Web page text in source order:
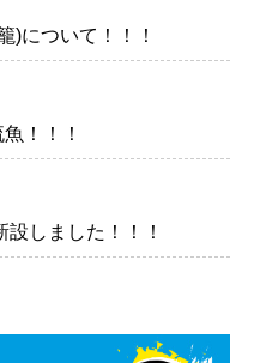
)について！！！
！！！
設しました！！！